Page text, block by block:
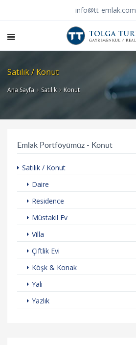
info@tt-emlak.com
Satılık / Konut
Ana Sayfa Satılık Konut
Emlak Portföyümüz - Konut
Satılık / Konut
Daire
Residence
Müstakil Ev
Villa
Çiftlik Evi
Köşk & Konak
Yalı
Yazlık